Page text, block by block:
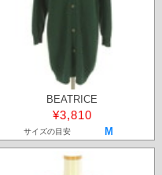
BEATRICE
¥3,810
サイズの目安 M